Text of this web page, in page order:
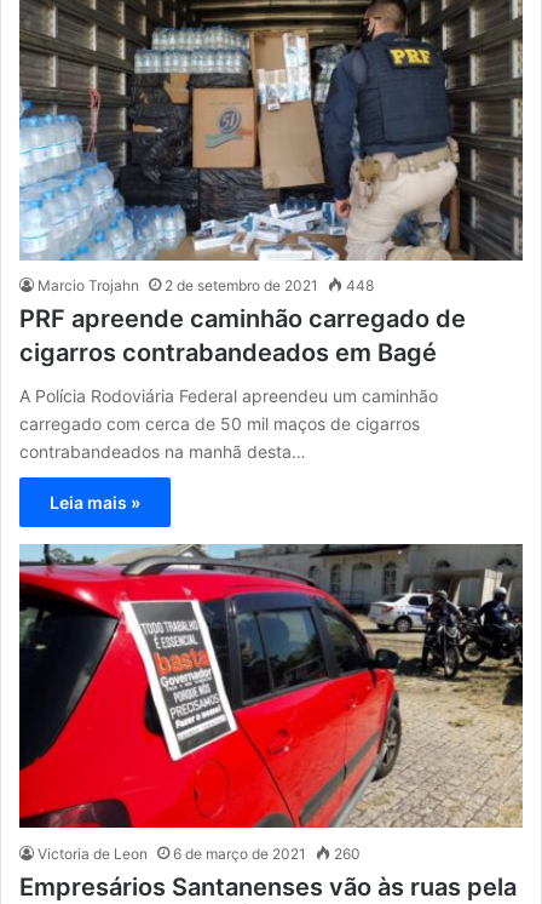
Marcio Trojahn 2 de setembro de 2021 448
PRF apreende caminhão carregado de
cigarros contrabandeados em Bagé
A Polícia Rodoviária Federal apreendeu um caminhão
carregado com cerca de 50 mil maços de cigarros
contrabandeados na manhã desta…
Leia mais »
Victoria de Leon 6 de março de 2021 260
Empresários Santanenses vão às ruas pela